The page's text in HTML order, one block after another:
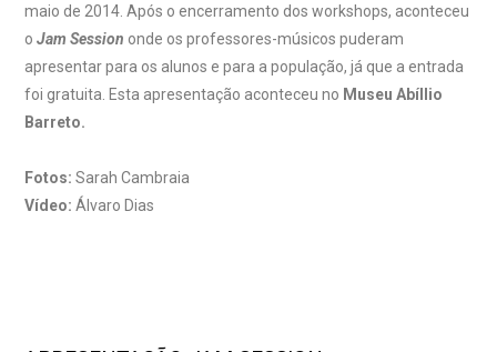
maio de 2014. Após o encerramento dos workshops, aconteceu
o Jam Session onde os professores-músicos puderam
apresentar para os alunos e para a população, já que a entrada
foi gratuita. Esta apresentação aconteceu no Museu Abíllio
Barreto.
Fotos: Sarah Cambraia
Vídeo: Álvaro Dias